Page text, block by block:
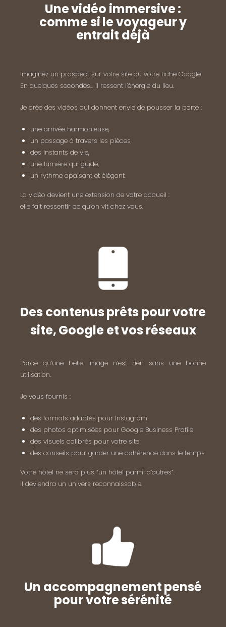
Une vidéo immersive :
comme si le voyageur y
entrait déjà
Imaginez un prospect sur votre site ou votre fiche Google.
En quelques secondes… il ressent l’énergie du lieu.
Je crée des vidéos qui donnent envie de pousser la porte :
une arrivée harmonieuse,
un passage à travers les pièces,
des instants de vie,
une lumière qui guide,
un rythme apaisant et élégant.
La vidéo devient une extension de votre accueil :
elle fait ressentir ce qu’on vit chez vous.
Des contenus prêts pour votre
site, Google et vos réseaux
Parce qu’une belle image n’est rien sans une bonne
utilisation.
Je vous fournis :
des formats adaptés pour Instagram
des photos optimisées pour Google Business Profile
des visuels calibrés pour votre site
des conseils pour garder une cohérence dans le temps
Votre hôtel ne sera plus “un hôtel parmi d’autres”.
Il deviendra un univers reconnaissable.
Un accompagnement pensé
pour votre sérénité